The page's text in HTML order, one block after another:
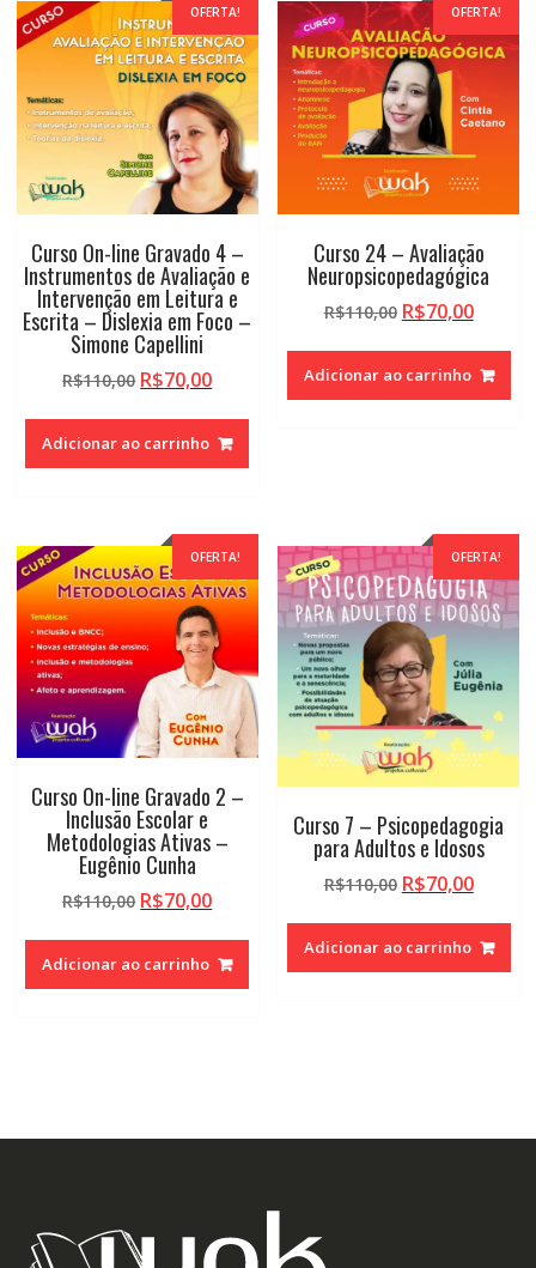
OFERTA!
Curso On-line Gravado 4 –
Instrumentos de Avaliação e
Intervenção em Leitura e
Escrita – Dislexia em Foco –
Simone Capellini
R$110,00 O
original
era:
R$70,00O
atual
é:
Adicionar ao carrinho
OFERTA!
Curso 24 – Avaliação
Neuropsicopedagógica
R$110,00 O
original
era:
R$70,00O
atual
é:
Adicionar ao carrinho
OFERTA!
Curso On-line Gravado 2 –
Inclusão Escolar e
Metodologias Ativas –
Eugênio Cunha
R$110,00 O
original
era:
R$70,00O
atual
é:
Adicionar ao carrinho
OFERTA!
Curso 7 – Psicopedagogia
para Adultos e Idosos
R$110,00 O
original
era:
R$70,00O
atual
é:
Adicionar ao carrinho